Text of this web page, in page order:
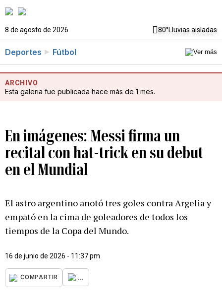
8 de agosto de 2026 80°Lluvias aisladas
Deportes Fútbol
ARCHIVO
Esta galeria fue publicada hace más de 1 mes.
En imágenes: Messi firma un
recital con hat-trick en su debut
en el Mundial
El astro argentino anotó tres goles contra Argelia y
empató en la cima de goleadores de todos los
tiempos de la Copa del Mundo.
16 de junio de 2026 - 11:37 pm
COMPARTIR ...